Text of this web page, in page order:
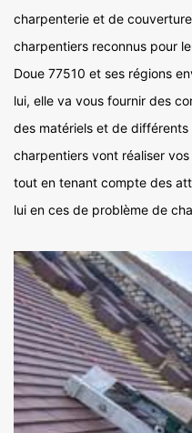
charpenterie et de
charpentiers reconnus pour
Doue 77510 et ses régions
lui, elle va vous fournir des
des matériels et de
charpentiers vont réaliser
tout en tenant compte des
lui en ces de problème de